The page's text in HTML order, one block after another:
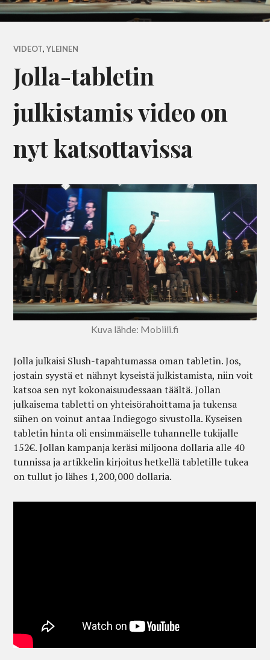
VIDEOT,YLEINEN
Jolla-tabletin
julkistamis video on
nyt katsottavissa
Kuva lähde: Mobiili.fi
Jolla julkaisi Slush-tapahtumassa oman tabletin. Jos,
jostain syystä et nähnyt kyseistä julkistamista, niin voit
katsoa sen nyt kokonaisuudessaan täältä. Jollan
julkaisema tabletti on yhteisörahoittama ja tukensa
siihen on voinut antaa Indiegogo sivustolla. Kyseisen
tabletin hinta oli ensimmäiselle tuhannelle tukijalle
152€. Jollan kampanja keräsi miljoona dollaria alle 40
tunnissa ja artikkelin kirjoitus hetkellä tabletille tukea
on tullut jo lähes 1,200,000 dollaria.